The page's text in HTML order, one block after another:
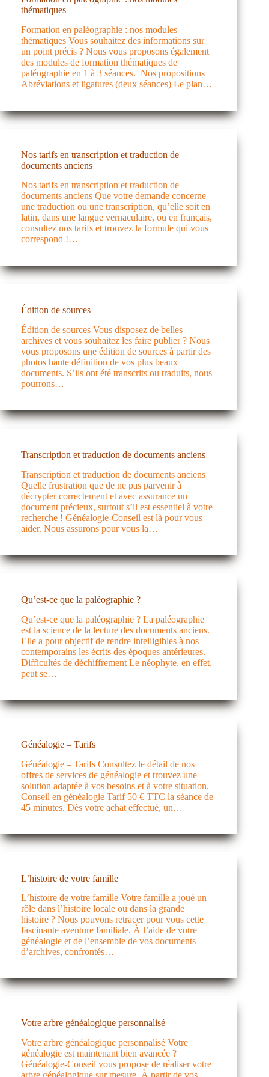
thématiques
Formation en paléographie : nos modules
thématiques Vous souhaitez des informations sur
un point précis ? Nous vous proposons également
des modules de formation thématiques de
paléographie en 1 à 3 séances. Nos propositions
Abréviations et ligatures (deux séances) Le plan…
Nos tarifs en transcription et traduction de
documents anciens
Nos tarifs en transcription et traduction de
documents anciens Que votre demande concerne
une traduction ou une transcription, qu’elle soit en
latin, dans une langue vernaculaire, ou en français,
consultez nos tarifs et trouvez la formule qui vous
correspond !…
Édition de sources
Édition de sources Vous disposez de belles
archives et vous souhaitez les faire publier ? Nous
vous proposons une édition de sources à partir des
photos haute définition de vos plus beaux
documents. S’ils ont été transcrits ou traduits, nous
pourrons…
Transcription et traduction de documents anciens
Transcription et traduction de documents anciens
Quelle frustration que de ne pas parvenir à
décrypter correctement et avec assurance un
document précieux, surtout s’il est essentiel à votre
recherche ! Généalogie-Conseil est là pour vous
aider. Nous assurons pour vous la…
Qu’est-ce que la paléographie ?
Qu’est-ce que la paléographie ? La paléographie
est la science de la lecture des documents anciens.
Elle a pour objectif de rendre intelligibles à nos
contemporains les écrits des époques antérieures.
Difficultés de déchiffrement Le néophyte, en effet,
peut se…
Généalogie – Tarifs
Généalogie – Tarifs Consultez le détail de nos
offres de services de généalogie et trouvez une
solution adaptée à vos besoins et à votre situation.
Conseil en généalogie Tarif 50 € TTC la séance de
45 minutes. Dès votre achat effectué, un…
L’histoire de votre famille
L’histoire de votre famille Votre famille a joué un
rôle dans l’histoire locale ou dans la grande
histoire ? Nous pouvons retracer pour vous cette
fascinante aventure familiale. À l’aide de votre
généalogie et de l’ensemble de vos documents
d’archives, confrontés…
Votre arbre généalogique personnalisé
Votre arbre généalogique personnalisé Votre
généalogie est maintenant bien avancée ?
Généalogie-Conseil vous propose de réaliser votre